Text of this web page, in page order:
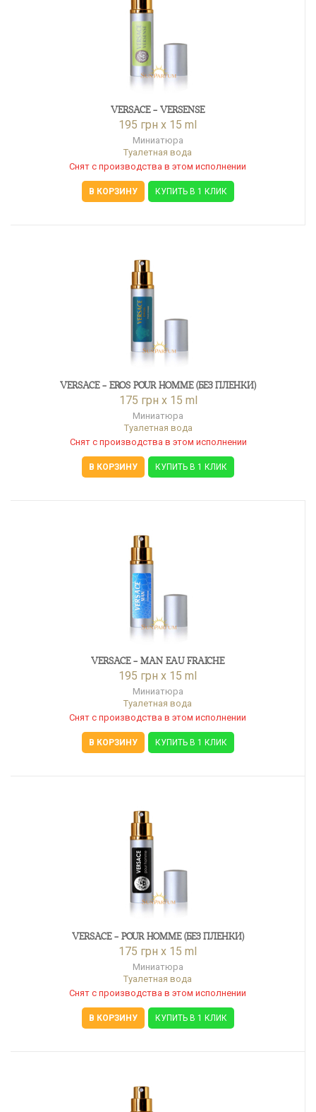
VERSACE - VERSENSE
195 грн x 15 ml
Миниатюра
Туалетная вода
Снят с производства в этом исполнении
В КОРЗИНУ КУПИТЬ В 1 КЛИК
VERSACE - EROS POUR HOMME (БЕЗ ПЛЕНКИ)
175 грн x 15 ml
Миниатюра
Туалетная вода
Снят с производства в этом исполнении
В КОРЗИНУ КУПИТЬ В 1 КЛИК
VERSACE - MAN EAU FRAICHE
195 грн x 15 ml
Миниатюра
Туалетная вода
Снят с производства в этом исполнении
В КОРЗИНУ КУПИТЬ В 1 КЛИК
VERSACE - POUR HOMME (БЕЗ ПЛЕНКИ)
175 грн x 15 ml
Миниатюра
Туалетная вода
Снят с производства в этом исполнении
В КОРЗИНУ КУПИТЬ В 1 КЛИК